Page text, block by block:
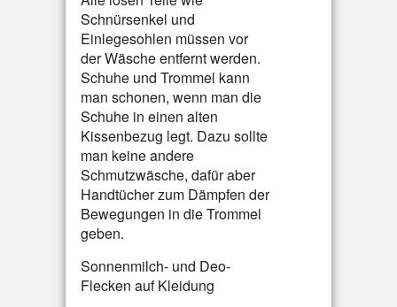
Schnürsenkel und
Einlegesohlen müssen vor
der Wäsche entfernt werden.
Schuhe und Trommel kann
man schonen, wenn man die
Schuhe in einen alten
Kissenbezug legt. Dazu sollte
man keine andere
Schmutzwäsche, dafür aber
Handtücher zum Dämpfen der
Bewegungen in die Trommel
geben.
Sonnenmilch- und Deo-
Flecken auf Kleidung